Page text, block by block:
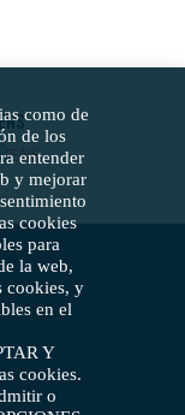
como de
de los
entender
y mejorar
cookies
para
la web,
cookies, y
en el
Y
cookies.
o